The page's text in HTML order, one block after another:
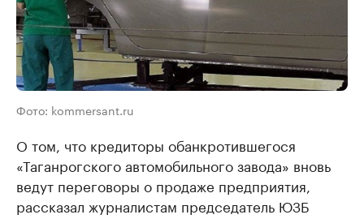
Фото: kommersant.ru
О том, что кредиторы обанкротившегося
«Таганрогского автомобильного завода» вновь
ведут переговоры о продаже предприятия,
рассказал журналистам председатель ЮЗБ